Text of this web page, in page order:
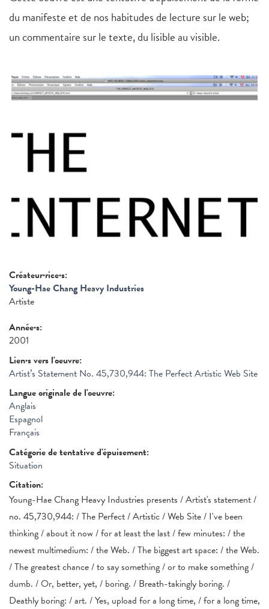
du manifeste et de nos habitudes de lecture sur le web;
un commentaire sur le texte, du lisible au visible.
Créateur·rice·s:
Young-Hae Chang Heavy Industries
Artiste
Année·s:
2001
Lien·s vers l'oeuvre:
Artist’s Statement No. 45,730,944: The Perfect Artistic Web Site
Langue originale de l'oeuvre:
Anglais
Espagnol
Français
Catégorie de tentative d'épuisement:
Situation
Citation:
Young-Hae Chang Heavy Industries presents / Artist's statement /
no. 45,730,944: / The Perfect / Artistic / Web Site / I've been
thinking / about it now / for at least the last / few minutes: / the
newest multimedium: / the Web. / The biggest art space: / the Web.
/ The greatest chance / to say something / or to make something /
dumb. / Or, better, yet, / boring. / Breath-takingly boring. /
Deathly boring: / art. / Yes, upload for a long time, / for a long time,